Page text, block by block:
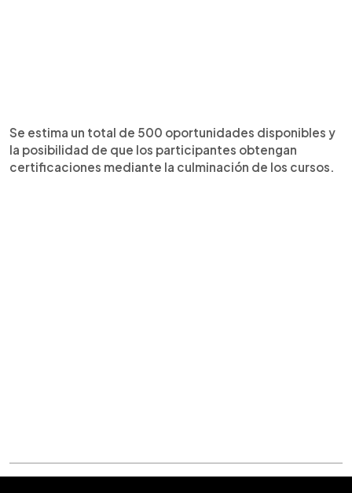
Se estima un total de 500 oportunidades disponibles y
la posibilidad de que los participantes obtengan
certificaciones mediante la culminación de los cursos.